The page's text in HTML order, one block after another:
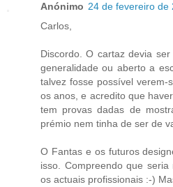
Anónimo 24 de fevereiro de
Carlos,
Discordo. O cartaz devia
generalidade ou aberto a
talvez fosse possível verem-
os anos, e acredito que
tem provas dadas de
prémio nem tinha de ser de
O Fantas e os futuros
isso. Compreendo que
os actuais profissionais :-)